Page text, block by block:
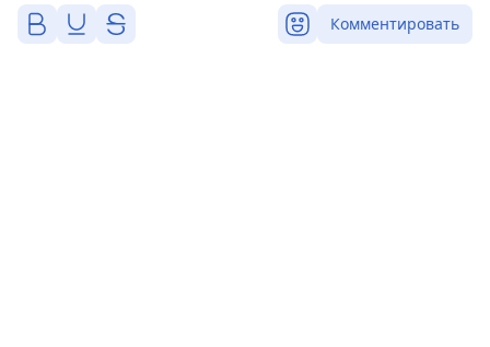
Комментировать